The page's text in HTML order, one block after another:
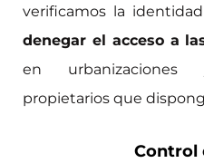
verificamos la
denegar el acceso a
en
propietarios que
Control